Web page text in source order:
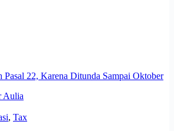
Pasal 22, Karena Ditunda Sampai Oktober
Aulia
, Tax